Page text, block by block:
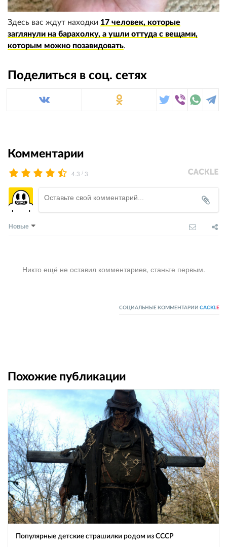
Здесь вас ждут находки 17 человек, которые
заглянули на барахолку, а ушли оттуда с вещами,
которым можно позавидовать.
Поделиться в соц. сетях
Комментарии
4.3 /3
Новые
Никто ещё не оставил комментариев, станьте первым.
СОЦИАЛЬНЫЕ КОММЕНТАРИИ CACKL E
Похожие публикации
Популярные детские страшилки родом из СССР